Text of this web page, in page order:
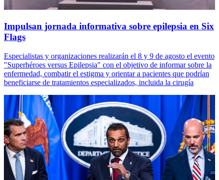
Impulsan jornada informativa sobre epilepsia en Six
Flags
Especialistas y organizaciones realizarán el 8 y 9 de agosto el evento
"Superhéroes versus Epilepsia" con el objetivo de informar sobre la
enfermedad, combatir el estigma y orientar a pacientes que podrían
beneficiarse de tratamientos especializados, incluida la cirugía